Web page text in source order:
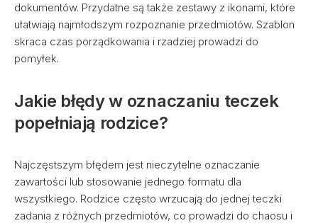
dokumentów. Przydatne są także zestawy z ikonami, które
ułatwiają najmłodszym rozpoznanie przedmiotów. Szablon
skraca czas porządkowania i rzadziej prowadzi do
pomyłek.
Jakie błędy w oznaczaniu teczek
popełniają rodzice?
Najczęstszym błędem jest nieczytelne oznaczanie
zawartości lub stosowanie jednego formatu dla
wszystkiego. Rodzice często wrzucają do jednej teczki
zadania z różnych przedmiotów, co prowadzi do chaosu i